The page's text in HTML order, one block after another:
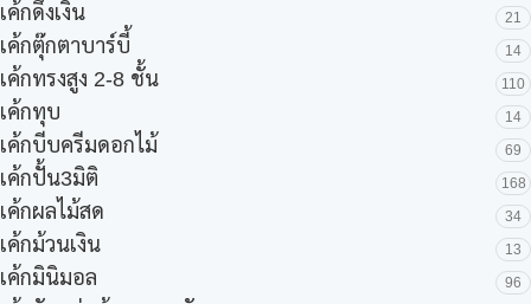
เค้กดึงเงิน 21
เค้กตุ๊กตาบาร์บี้ 14
เค้กทรงสูง 2-8 ชั้น 110
เค้กทุบ 14
เค้กบีบครีมดอกไม้ 69
เค้กปั้น3มิติ 168
เค้กผลไม้สด 34
เค้กม้วนเงิน 13
เค้กมินิมอล 96